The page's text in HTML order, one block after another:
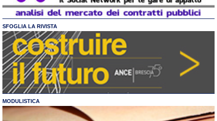
SFOGLIA LA RIVISTA
MODULISTICA